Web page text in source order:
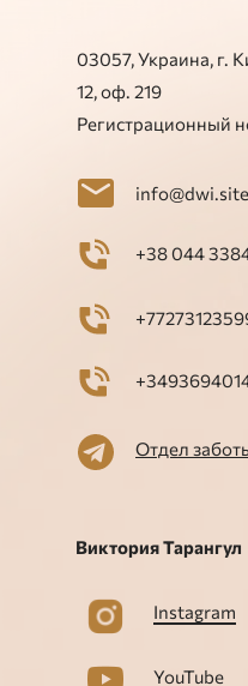
03057, Украина, г.
12, оф. 219
Регистрационный
+38 044
info@dwi.site
Отдел
YouTube
Instagram
Виктория Тарангул